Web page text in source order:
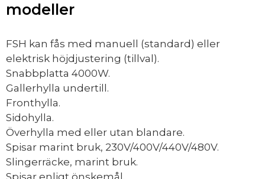
modeller
FSH kan fås med manuell (standard) eller
elektrisk höjdjustering (tillval).
Snabbplatta 4000W.
Gallerhylla undertill.
Fronthylla.
Sidohylla.
Överhylla med eller utan blandare.
Spisar marint bruk, 230V/400V/440V/480V.
Slingerräcke, marint bruk.
Spisar enligt önskemål.